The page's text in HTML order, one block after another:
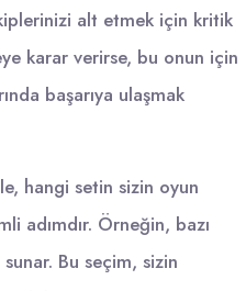
alt etmek için kritik
karar verirse, bu onun için
başarıya ulaşmak
hangi setin sizin oyun
adımdır. Örneğin, bazı
sunar. Bu seçim, sizin